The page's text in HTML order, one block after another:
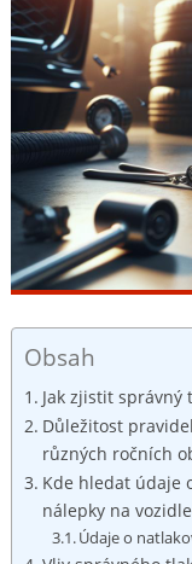
Obsah
Jak zjistit
Důležitost
různých ročních‌
Kde hledat údaje
nálepky na vozidle
Údaje o